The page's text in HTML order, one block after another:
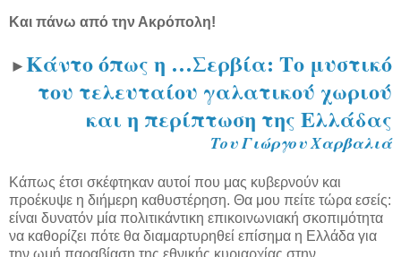
Και πάνω από την Ακρόπολη!
►Κάντο όπως η …Σερβία: Το μυστικό
του τελευταίου γαλατικού χωριού
και η περίπτωση της Ελλάδας
Του Γιώργου Χαρβαλιά
Κάπως έτσι σκέφτηκαν αυτοί που μας κυβερνούν και
προέκυψε η διήμερη καθυστέρηση. Θα μου πείτε τώρα εσείς:
είναι δυνατόν μία πολιτικάντικη επικοινωνιακή σκοπιμότητα
να καθορίζει πότε θα διαμαρτυρηθεί επίσημα η Ελλάδα για